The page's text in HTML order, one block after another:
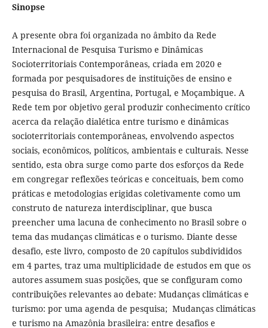
Sinopse
A presente obra foi organizada no âmbito da Rede
Internacional de Pesquisa Turismo e Dinâmicas
Socioterritoriais Contemporâneas, criada em 2020 e
formada por pesquisadores de instituições de ensino e
pesquisa do Brasil, Argentina, Portugal, e Moçambique. A
Rede tem por objetivo geral produzir conhecimento crítico
acerca da relação dialética entre turismo e dinâmicas
socioterritoriais contemporâneas, envolvendo aspectos
sociais, econômicos, políticos, ambientais e culturais. Nesse
sentido, esta obra surge como parte dos esforços da Rede
em congregar reflexões teóricas e conceituais, bem como
práticas e metodologias erigidas coletivamente como um
construto de natureza interdisciplinar, que busca
preencher uma lacuna de conhecimento no Brasil sobre o
tema das mudanças climáticas e o turismo. Diante desse
desafio, este livro, composto de 20 capítulos subdivididos
em 4 partes, traz uma multiplicidade de estudos em que os
autores assumem suas posições, que se configuram como
contribuições relevantes ao debate: Mudanças climáticas e
turismo: por uma agenda de pesquisa; Mudanças climáticas
e turismo na Amazônia brasileira: entre desafios e